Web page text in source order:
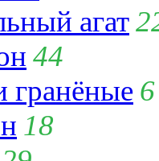
агат
44
гранёные 6
18